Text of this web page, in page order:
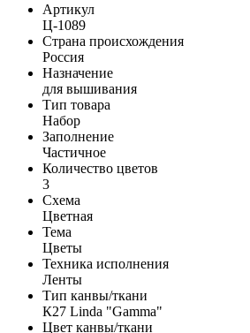
Артикул
Ц-1089
Страна происхождения
Россия
Назначение
для вышивания
Тип товара
Набор
Заполнение
Частичное
Количество цветов
3
Схема
Цветная
Тема
Цветы
Техника исполнения
Ленты
Тип канвы/ткани
К27 Linda "Gamma"
Цвет канвы/ткани